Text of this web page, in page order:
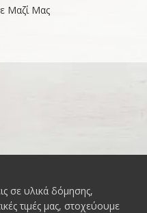
Μαζί Μας
σε υλικά δόμησης,
τιμές μας, στοχεύουμε